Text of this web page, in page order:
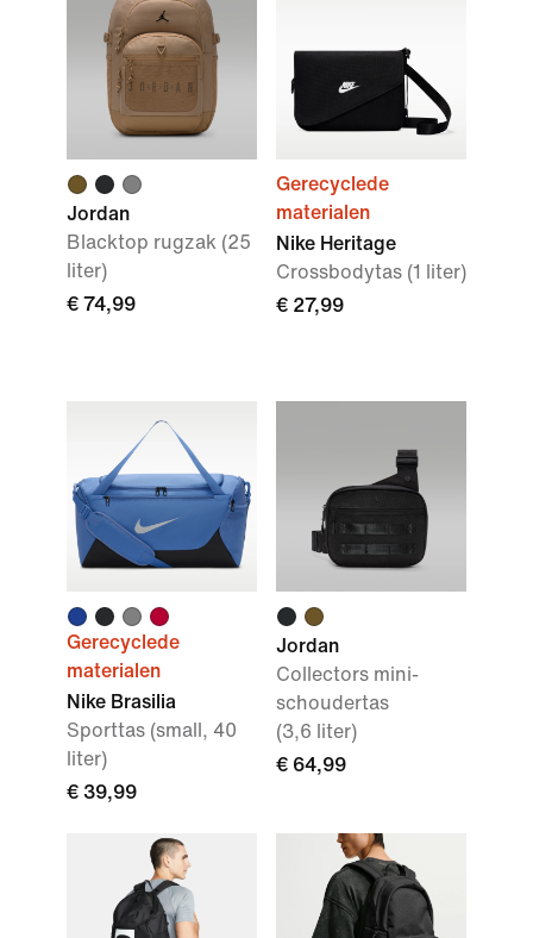
Jordan
Blacktop rugzak (25
liter)
€ 74,99
Gerecyclede
materialen
Nike Heritage
Crossbodytas (1 liter)
€ 27,99
Gerecyclede
materialen
Nike Brasilia
Sporttas (small, 40
liter)
€ 39,99
Jordan
Collectors mini-
schoudertas
(3,6 liter)
€ 64,99